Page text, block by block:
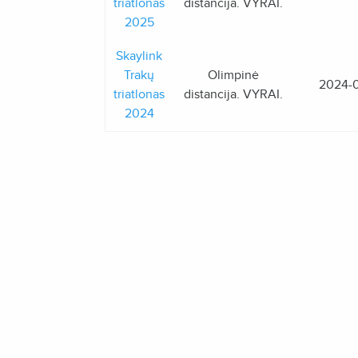
triatlonas
2025
distancija. VYRAI.
Skaylink
Trakų
triatlonas
2024
Olimpinė
distancija. VYRAI.
2024-